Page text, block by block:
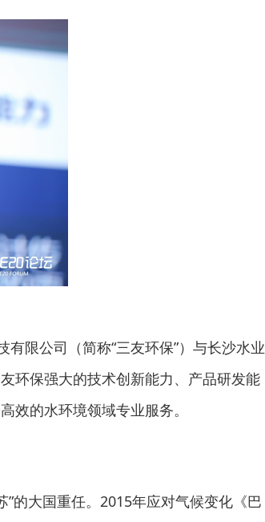
限公司（简称“三友环保”）与长沙水业
环保强大的技术创新能力、产品研发能
效的水环境领域专业服务。
大国重任。2015年应对气候变化《巴